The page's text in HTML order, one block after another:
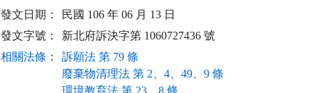
發文日期：
民國 106 年 06 月 13 日
發文字號：
新北府訴決字第 1060727436 號
相關法條 ：
訴願法 第 79 條
廢棄物清理法 第 2、4、49、9 條
環境教育法 第 23、8 條